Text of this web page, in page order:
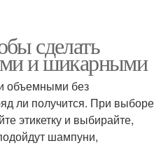
сделать
и шикарными
объемными без
ли получится. При выборе
этикетку и выбирайте,
шампуни,